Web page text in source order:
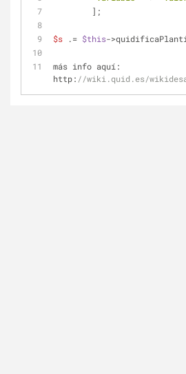
	];
$s .= $this-
más info aquí:
http: //wiki.quid.es/